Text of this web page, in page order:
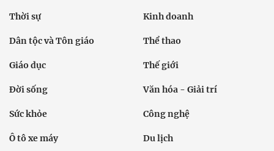
Thời sự Kinh doanh
Dân tộc và Tôn giáo Thể thao
Giáo dục Thế giới
Đời sống Văn hóa - Giải trí
Sức khỏe Công nghệ
Ô tô xe máy Du lịch